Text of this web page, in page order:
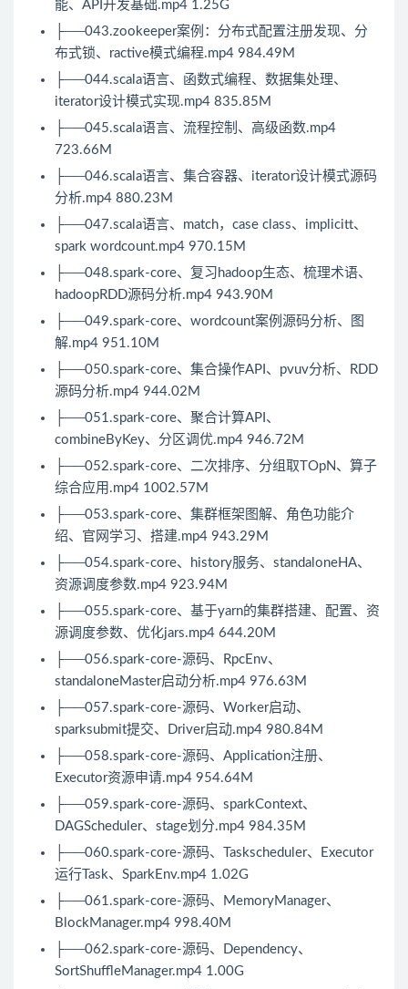
能、API开发基础.mp4 1.25G
├──043.zookeeper案例：分布式配置注册发现、分
布式锁、ractive模式编程.mp4 984.49M
├──044.scala语言、函数式编程、数据集处理、
iterator设计模式实现.mp4 835.85M
├──045.scala语言、流程控制、高级函数.mp4
723.66M
├──046.scala语言、集合容器、iterator设计模式源码
分析.mp4 880.23M
├──047.scala语言、match，case class、implicitt、
spark wordcount.mp4 970.15M
├──048.spark-core、复习hadoop生态、梳理术语、
hadoopRDD源码分析.mp4 943.90M
├──049.spark-core、wordcount案例源码分析、图
解.mp4 951.10M
├──050.spark-core、集合操作API、pvuv分析、RDD
源码分析.mp4 944.02M
├──051.spark-core、聚合计算API、
combineByKey、分区调优.mp4 946.72M
├──052.spark-core、二次排序、分组取TOpN、算子
综合应用.mp4 1002.57M
├──053.spark-core、集群框架图解、角色功能介
绍、官网学习、搭建.mp4 943.29M
├──054.spark-core、history服务、standaloneHA、
资源调度参数.mp4 923.94M
├──055.spark-core、基于yarn的集群搭建、配置、资
源调度参数、优化jars.mp4 644.20M
├──056.spark-core-源码、RpcEnv、
standaloneMaster启动分析.mp4 976.63M
├──057.spark-core-源码、Worker启动、
sparksubmit提交、Driver启动.mp4 980.84M
├──058.spark-core-源码、Application注册、
Executor资源申请.mp4 954.64M
├──059.spark-core-源码、sparkContext、
DAGScheduler、stage划分.mp4 984.35M
├──060.spark-core-源码、Taskscheduler、Executor
运行Task、 Spark Env.mp4 1.02G
├──061.spark-core-源码、MemoryManager、
BlockManager.mp4 998.40M
├──062.spark-core-源码、Dependency、
SortShuffleManager.mp4 1.00G